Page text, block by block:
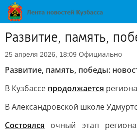
Развитие, память,
25 апреля 2026, 18:09 Официально
Развитие, память, победы:
В Кузбассе продолжается
В Александровской школе
Состоялся очный этап